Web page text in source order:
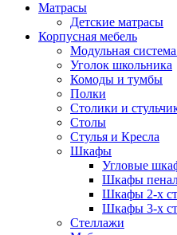
Матрасы
Детские матрасы
Корпусная мебель
Модульная
Уголок школьника
Комоды и тумбы
Полки
Столики и
Столы
Стулья и Кресла
Шкафы
Угловые
Шкафы
Шкафы 2-х
Шкафы 3-х
Стеллажи